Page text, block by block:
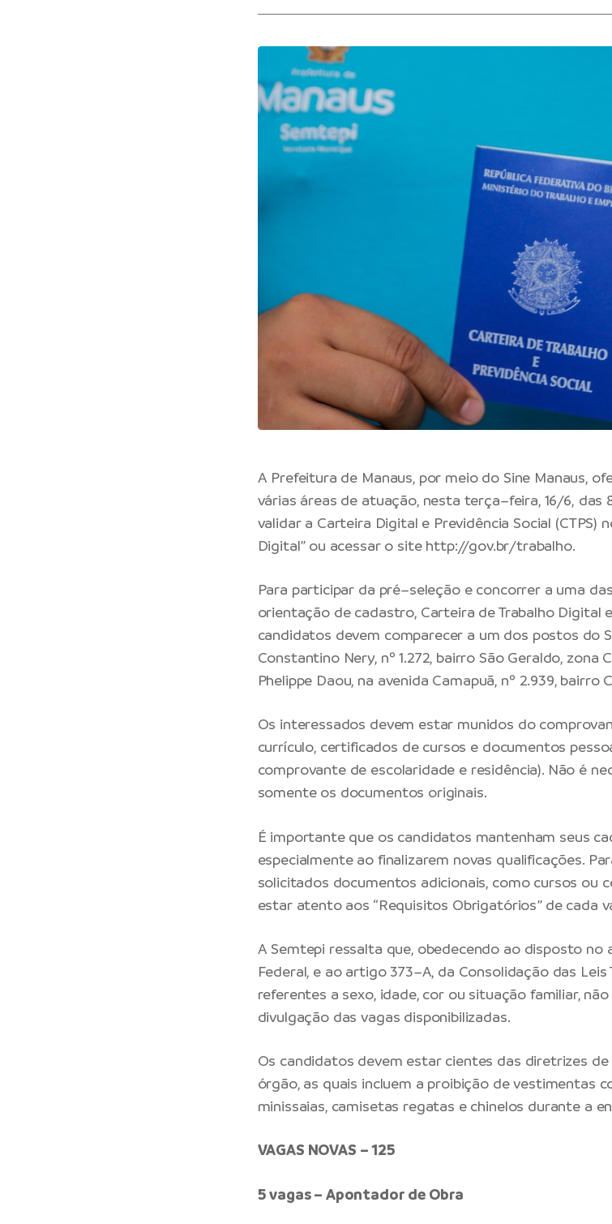
A Prefeitura de Manaus, por meio do Sine Manaus,
várias áreas de atuação, nesta terça–feira, 16/6, das
validar a Carteira Digital e Previdência Social (CTPS)
Digital” ou acessar o site http://gov.br/trabalho.
Para participar da pré–seleção e concorrer a uma
orientação de cadastro, Carteira de Trabalho Digital
candidatos devem comparecer a um dos postos do
Constantino Nery, nº 1.272, bairro São Geraldo, zona
Phelippe Daou, na avenida Camapuã, nº 2.939, bairro
Os interessados devem estar munidos do
currículo, certificados de cursos e documentos
comprovante de escolaridade e residência). Não é
somente os documentos originais.
É importante que os candidatos mantenham seus
especialmente ao finalizarem novas qualificações.
solicitados documentos adicionais, como cursos ou
estar atento aos “Requisitos Obrigatórios” de cada
A Semtepi ressalta que, obedecendo ao disposto no
Federal, e ao artigo 373–A, da Consolidação das Leis
referentes a sexo, idade, cor ou situação familiar,
divulgação das vagas disponibilizadas.
Os candidatos devem estar cientes das diretrizes
órgão, as quais incluem a proibição de vestimentas
minissaias, camisetas regatas e chinelos durante a
VAGAS NOVAS – 125
5 vagas – Apontador de Obra